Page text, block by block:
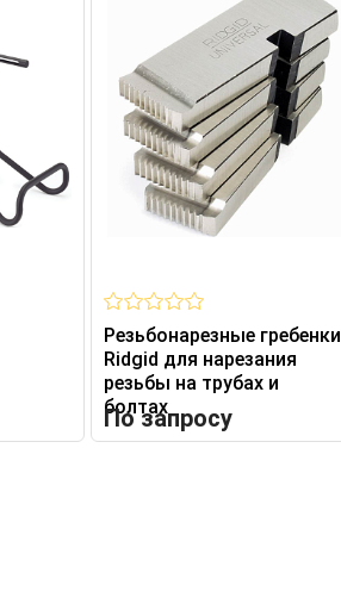
Резьбонарезные гребенки
Ridgid для нарезания
резьбы на трубах и
болтах
По запросу